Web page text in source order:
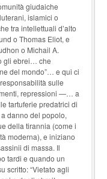
giudaiche
islamici o
tra intellettuali d’alto
o Thomas Eliot, e
o Michail A.
gli ebrei… che
del mondo”… e qui ci
sulle
repressioni —… a
tartuferie predatrici di
danno del popolo,
della tirannia (come i
moderna), e iniziano
di massa. Il
tardi e quando un
scritto: “Vietato agli